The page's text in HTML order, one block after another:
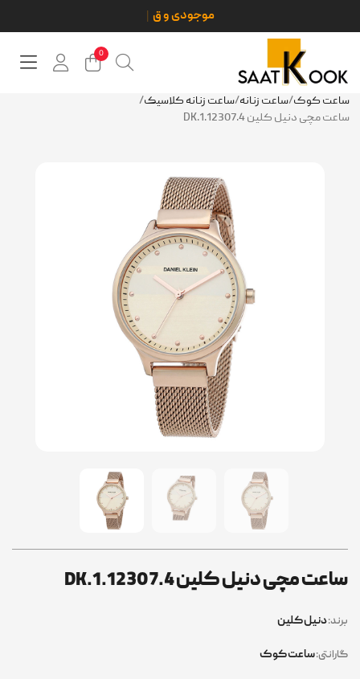
0
ساعت کوک/ساعت زنانه/ساعت زنانه کلاسیک/
ساعت مچی دنیل کلین DK.1.12307.4
ساعت مچی دنیل کلین DK.1.12307.4
برند:دنیل کلین
گارانتی:ساعت کوک